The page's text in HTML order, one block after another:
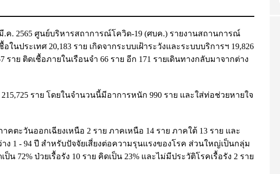
.ค. 2565 ศูนย์บริหารสถาการณ์โควิด-19 (ศบค.) รายงานสถานการณ์
นประเทศ 20,183 ราย เกิดจากระบบเฝ้าระวังและระบบบริการฯ 19,826
าย ติดเชื้อภายในเรือนจำ 66 ราย อีก 171 รายเดินทางกลับมาจากต่าง
ราย โดยในจำนวนนี้มีอาการหนัก 990 ราย และใส่ท่อช่วยหายใจ
ตะวันออกเฉียงเหนือ 2 ราย ภาคเหนือ 14 ราย ภาคใต้ 13 ราย และ
ง 1 - 94 ปี สำหรับปัจจัยเสี่ยงต่อความรุนแรงของโรค ส่วนใหญ่เป็นกลุ่ม
น 72% ป่วยเรื้อรัง 10 ราย คิดเป็น 23% และไม่มีประวัติโรคเรื้อรัง 2 ราย